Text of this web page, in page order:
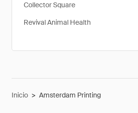
Collector Square
Revival Animal Health
Inicio > Amsterdam Printing